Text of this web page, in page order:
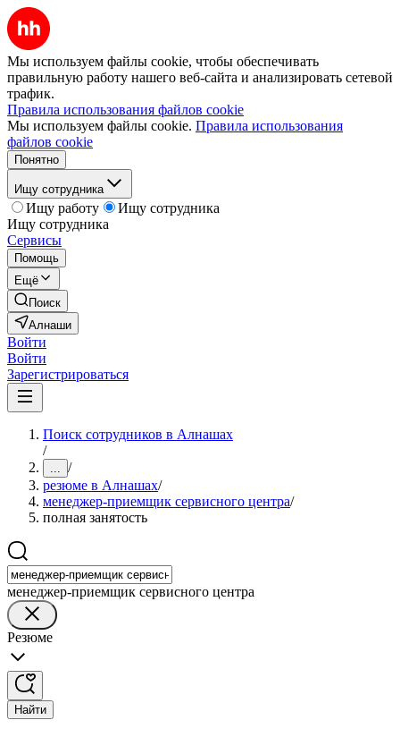
Мы используем файлы cookie, чтобы обеспечивать
правильную работу нашего веб-сайта и анализировать сетевой
трафик.
Правила использования файлов cookie
Мы используем файлы cookie. Правила использования
файлов cookie
Понятно
Ищу сотрудника
Ищу работу
Ищу сотрудника
Ищу сотрудника
Сервисы
Помощь
Ещё
Поиск
Алнаши
Войти
Войти
Зарегистрироваться
Поиск сотрудников в Алнашах
/
... /
резюме в Алнашах/
менеджер-приемщик сервисного центра/
полная занятость
менеджер-приемщик сервисного центра
Резюме
Найти